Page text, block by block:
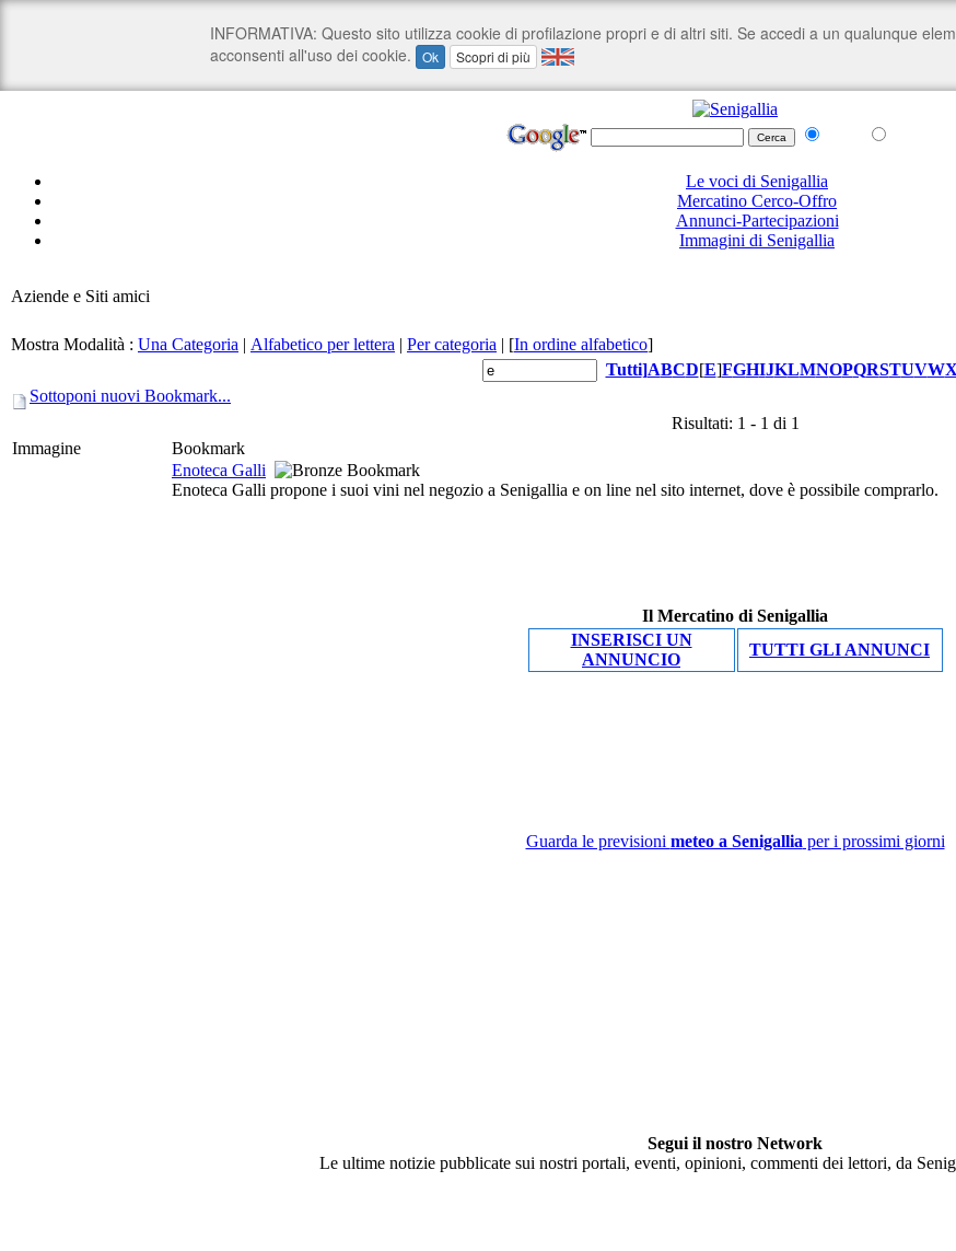
Le voci di Senigallia
Mercatino Cerco-Offro
Annunci-Partecipazioni
Immagini di Senigallia
Aziende e Siti amici
Mostra Modalità : Una Categoria | Alfabetico per lettera | Per categoria | [In ordine alfabetico]
Tutti]ABCD[E]FGHIJKLMNOPQRSTUVWX
Sottoponi nuovi Bookmark...
Risultati: 1 - 1 di 1
Immagine
Bookmark
Enoteca Galli
Enoteca Galli propone i suoi vini nel negozio a Senigallia e on line nel sito internet, dove è possibile comprarlo.
Il Mercatino di Senigallia
INSERISCI UN
ANNUNCIO
TUTTI GLI ANNUNCI
Guarda le previsioni meteo a Senigallia per i prossimi giorni
Segui il nostro Network
Le ultime notizie pubblicate sui nostri portali, eventi, opinioni, commenti dei lettori, da